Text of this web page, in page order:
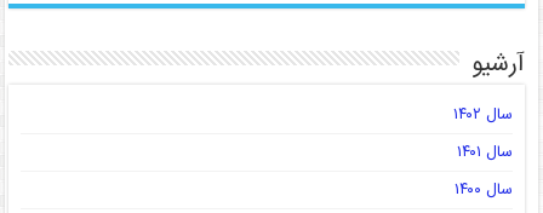
آرشیو
سال ۱۴۰۲
سال ۱۴۰۱
سال ۱۴۰۰